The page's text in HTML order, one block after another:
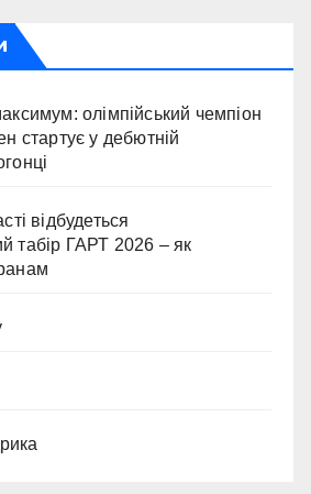
олімпійський чемпіон
стартує у дебютній
відбудеться
табір ГАРТ 2026 – як